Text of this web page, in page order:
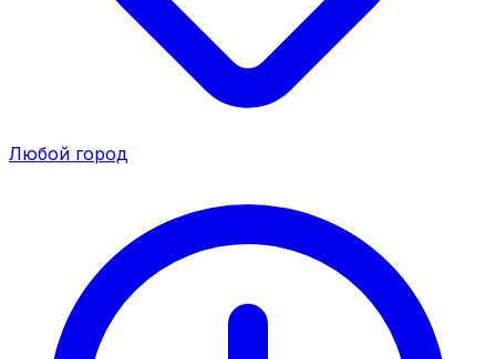
Любой город